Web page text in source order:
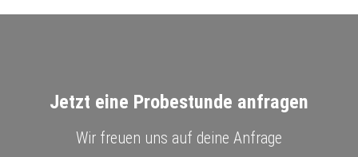
Jetzt eine Probestunde anfragen
Wir freuen uns auf deine Anfrage